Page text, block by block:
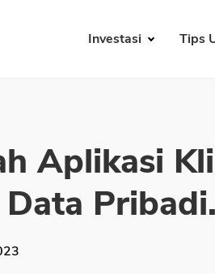
Investasi Tips
Aplikasi